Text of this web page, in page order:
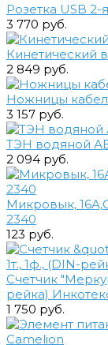
Розетка USB 2-
3 770 руб.
Кинетический
2 849 руб.
Ножницы
3 157 руб.
ТЭН водяной
2 094 руб.
Микровык,
2340
123 руб.
Счетчик
рейка)
1 750 руб.